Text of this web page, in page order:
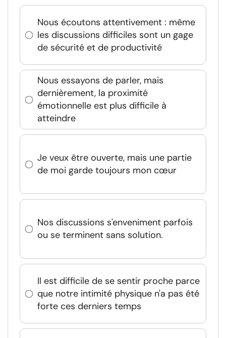
Nous écoutons attentivement : même
les discussions difficiles sont un gage
de sécurité et de productivité
Nous essayons de parler, mais
dernièrement, la proximité
émotionnelle est plus difficile à
atteindre
Je veux être ouverte, mais une partie
de moi garde toujours mon cœur
Nos discussions s'enveniment parfois
ou se terminent sans solution.
Il est difficile de se sentir proche parce
que notre intimité physique n'a pas été
forte ces derniers temps